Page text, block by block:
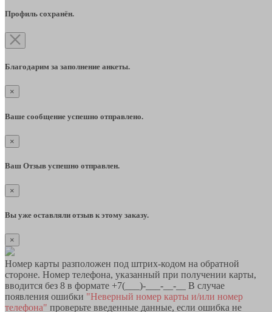
Профиль сохранён.
Благодарим за заполнение анкеты.
×
Ваше сообщение успешно отправлено.
×
Ваш Отзыв успешно отправлен.
×
Вы уже оставляли отзыв к этому заказу.
×
Номер карты разположен под штрих-кодом на обратной
стороне. Номер телефона, указанный при получении карты,
вводится без 8 в формате +7(___)-___-__-__ В случае
появления ошибки "Неверный номер карты и/или номер
телефона" проверьте введенные данные, если ошибка не